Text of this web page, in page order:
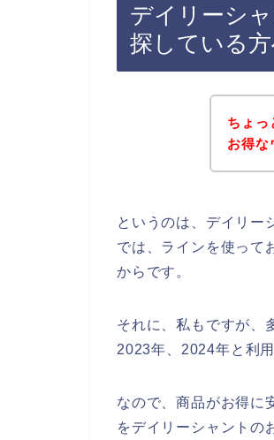
デイリーシ
探している
ちょっ
お得な
というのは、デイリー
では、ラインを使って
からです。
それに、私もですが、
2023年、2024年と利
なので、商品がお得に
をデイリーシャントの